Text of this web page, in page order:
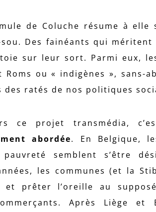
de Coluche résume à elle
Des fainéants qui
sur leur sort. Parmi eux,
Roms ou « indigènes », sans-
ratés de nos politiques
ce projet transmédia,
abordée. En Belgique,
semblent s’être
les communes (et la
prêter l’oreille au
Après Liège et